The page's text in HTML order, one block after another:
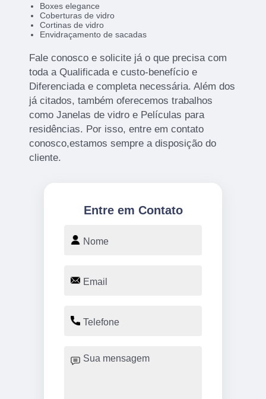
Boxes elegance
Coberturas de vidro
Cortinas de vidro
Envidraçamento de sacadas
Fale conosco e solicite já o que precisa com
toda a Qualificada e custo-benefício e
Diferenciada e completa necessária. Além dos
já citados, também oferecemos trabalhos
como Janelas de vidro e Películas para
residências. Por isso, entre em contato
conosco,estamos sempre a disposição do
cliente.
Entre em Contato